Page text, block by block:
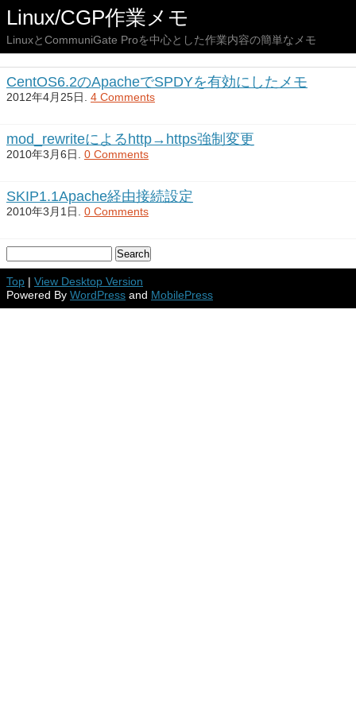
Linux/CGP作業メモ
LinuxとCommuniGate Proを中心とした作業内容の簡単なメモ
CentOS6.2のApacheでSPDYを有効にしたメモ
2012年4月25日. 4 Comments
mod_rewriteによるhttp→https強制変更
2010年3月6日. 0 Comments
SKIP1.1Apache経由接続設定
2010年3月1日. 0 Comments
Top | View Desktop Version
Powered By WordPress and MobilePress